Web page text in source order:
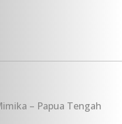
– Papua Tengah